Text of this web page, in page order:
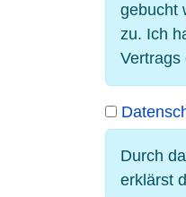
gebucht
zu. Ich
Vertrags
Durch
erklärst